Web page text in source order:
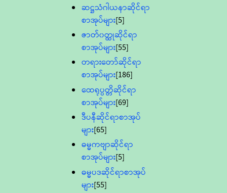
ဆဋ္ဌသံဂါယနာဆိုင်ရာ
စာအုပ်များ[5]
ဇာတ်၀တ္ထုဆိုင်ရာ
စာအုပ်များ[55]
တရားတော်ဆိုင်ရာ
စာအုပ်များ[186]
ထေရုပ္ပတ္တိဆိုင်ရာ
စာအုပ်များ[69]
ဒီပနီဆိုင်ရာစာအုပ်
များ[65]
ဓမ္မကဗျာဆိုင်ရာ
စာအုပ်များ[5]
ဓမ္မပဒဆိုင်ရာစာအုပ်
များ[55]